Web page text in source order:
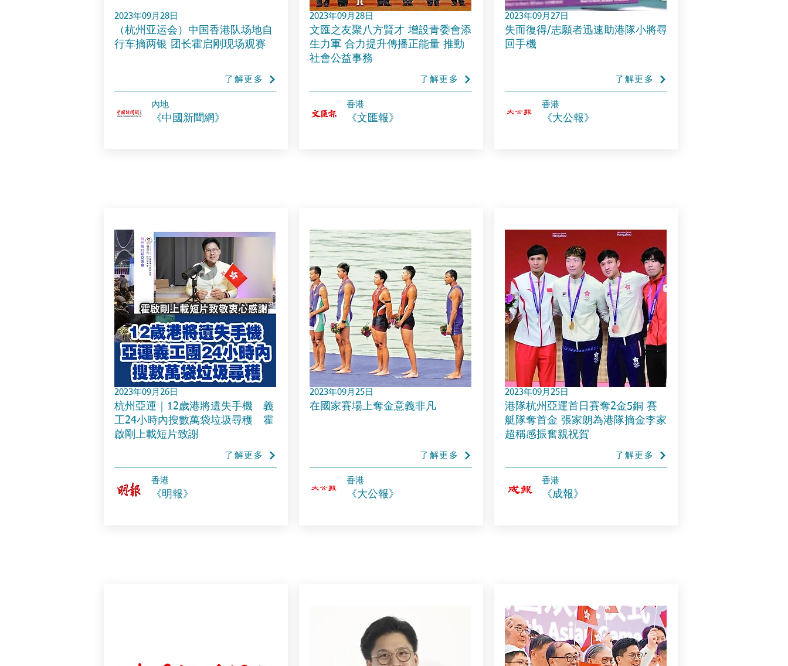
2023年09月28日
（杭州亚运会）中国香港队场地自
行车摘两银 团长霍启刚现场观赛
了解更多
​內地
《中國新聞網》
2023年09月26日
杭州亞運｜12歲港將遺失手機 義
工24小時內搜數萬袋垃圾尋穫 霍
啟剛上載短片致謝
了解更多
​香港
《明報》
2023年09月28日
文匯之友聚八方賢才 增設青委會添
生力軍 合力提升傳播正能量 推動
社會公益事務
了解更多
​香港
《文匯報》
2023年09月25日
在國家賽場上奪金意義非凡
了解更多
​香港
《大公報》
2023年09月27日
失而復得/志願者迅速助港隊小將尋
回手機
了解更多
​香港
《大公報》
2023年09月25日
港隊杭州亞運首日賽奪2金5銅 賽
艇隊奪首金 張家朗為港隊摘金李家
超稱感振奮親祝賀
了解更多
​香港
《成報》